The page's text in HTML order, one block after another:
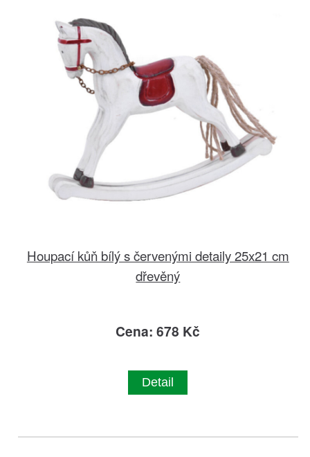
Houpací kůň bílý s červenými detaily 25x21 cm
dřevěný
Cena: 678 Kč
Detail